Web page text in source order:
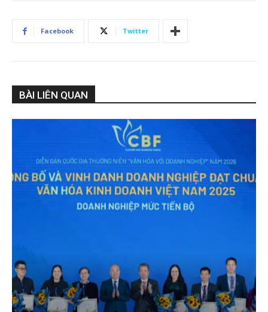
Facebook Twitter
BÀI LIÊN QUAN